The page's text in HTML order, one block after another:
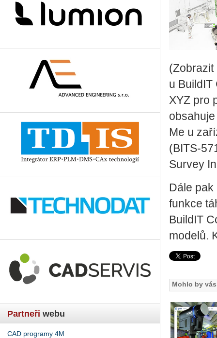
Partneři webu
CAD programy 4M
u BuildIT
XYZ pro
Me u
(BITS-
Survey
Dále
funkce
BuildIT
modelů.
Mohlo by